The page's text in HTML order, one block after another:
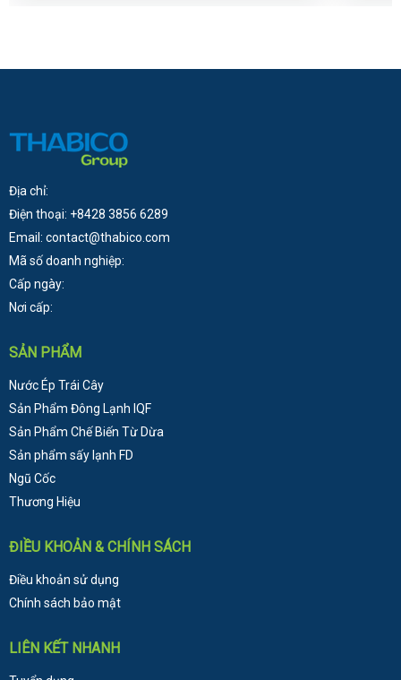
Địa chỉ:
Điện thoại: +8428 3856 6289
Email: contact@thabico.com
Mã số doanh nghiệp:
Cấp ngày:
Nơi cấp:
SẢN PHẨM
Nước Ép Trái Cây
Sản Phẩm Đông Lạnh IQF
Sản Phẩm Chế Biến Từ Dừa
Sản phẩm sấy lạnh FD
Ngũ Cốc
Thương Hiệu
ĐIỀU KHOẢN & CHÍNH SÁCH
Điều khoản sử dụng
Chính sách bảo mật
LIÊN KẾT NHANH